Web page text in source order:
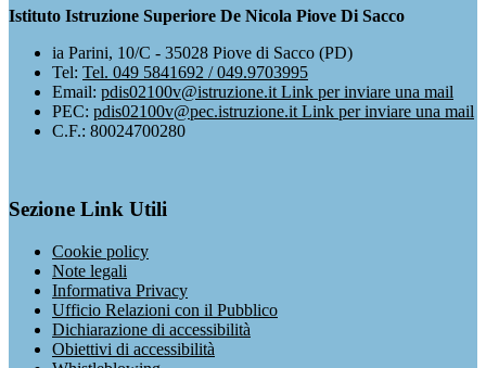
Istituto Istruzione Superiore De Nicola Piove Di Sacco
ia Parini, 10/C - 35028 Piove di Sacco (PD)
Tel: Tel. 049 5841692 / 049.9703995
Email: pdis02100v@istruzione.it Link per inviare una mail
PEC: pdis02100v@pec.istruzione.it Link per inviare una mail
C.F.: 80024700280
Sezione Link Utili
Cookie policy
Note legali
Informativa Privacy
Ufficio Relazioni con il Pubblico
Dichiarazione di accessibilità
Obiettivi di accessibilità